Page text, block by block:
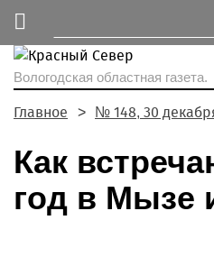
Вологодская областная газета.
Главное № 148, 30
Как
год в Мызе